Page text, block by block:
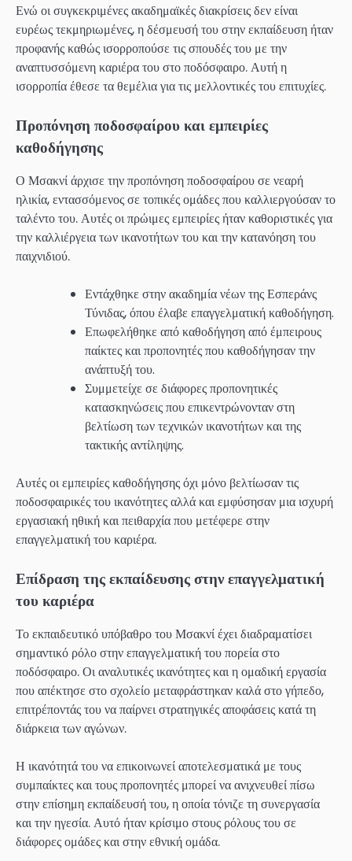
Ενώ οι συγκεκριμένες ακαδημαϊκές διακρίσεις δεν είναι
ευρέως τεκμηριωμένες, η δέσμευσή του στην εκπαίδευση ήταν
προφανής καθώς ισορροπούσε τις σπουδές του με την
αναπτυσσόμενη καριέρα του στο ποδόσφαιρο. Αυτή η
ισορροπία έθεσε τα θεμέλια για τις μελλοντικές του επιτυχίες.
Προπόνηση ποδοσφαίρου και εμπειρίες
καθοδήγησης
Ο Μσακνί άρχισε την προπόνηση ποδοσφαίρου σε νεαρή
ηλικία, εντασσόμενος σε τοπικές ομάδες που καλλιεργούσαν το
ταλέντο του. Αυτές οι πρώιμες εμπειρίες ήταν καθοριστικές για
την καλλιέργεια των ικανοτήτων του και την κατανόηση του
παιχνιδιού.
Εντάχθηκε στην ακαδημία νέων της Εσπεράνς
Τύνιδας, όπου έλαβε επαγγελματική καθοδήγηση.
Επωφελήθηκε από καθοδήγηση από έμπειρους
παίκτες και προπονητές που καθοδήγησαν την
ανάπτυξή του.
Συμμετείχε σε διάφορες προπονητικές
κατασκηνώσεις που επικεντρώνονταν στη
βελτίωση των τεχνικών ικανοτήτων και της
τακτικής αντίληψης.
Αυτές οι εμπειρίες καθοδήγησης όχι μόνο βελτίωσαν τις
ποδοσφαιρικές του ικανότητες αλλά και εμφύσησαν μια ισχυρή
εργασιακή ηθική και πειθαρχία που μετέφερε στην
επαγγελματική του καριέρα.
Επίδραση της εκπαίδευσης στην επαγγελματική
του καριέρα
Το εκπαιδευτικό υπόβαθρο του Μσακνί έχει διαδραματίσει
σημαντικό ρόλο στην επαγγελματική του πορεία στο
ποδόσφαιρο. Οι αναλυτικές ικανότητες και η ομαδική εργασία
που απέκτησε στο σχολείο μεταφράστηκαν καλά στο γήπεδο,
επιτρέποντάς του να παίρνει στρατηγικές αποφάσεις κατά τη
διάρκεια των αγώνων.
Η ικανότητά του να επικοινωνεί αποτελεσματικά με τους
συμπαίκτες και τους προπονητές μπορεί να ανιχνευθεί πίσω
στην επίσημη εκπαίδευσή του, η οποία τόνιζε τη συνεργασία
και την ηγεσία. Αυτό ήταν κρίσιμο στους ρόλους του σε
διάφορες ομάδες και στην εθνική ομάδα.